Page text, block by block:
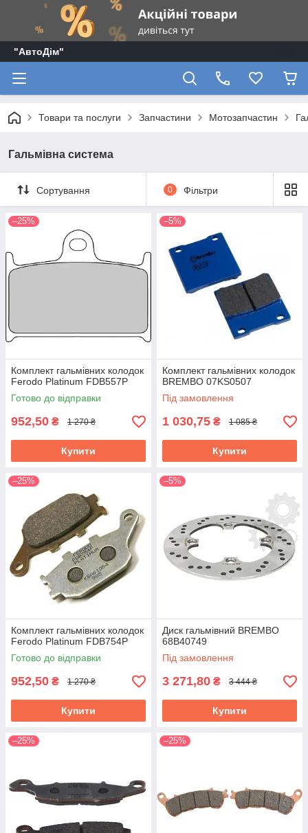
"АвтоДім"
Товари та послуги Запчастини Мотозапчастин
Гальмівна система
Сортування 0 Фільтри
–25%
Комплект гальмівних колодок
Ferodo Platinum FDB557P
Готово до відправки
952,50 ₴ 1 270 ₴
Купити
–5%
Комплект гальмівних колодок
BREMBO 07KS0507
Під замовлення
1 030,75 ₴ 1 085 ₴
Купити
–25%
Комплект гальмівних колодок
Ferodo Platinum FDB754P
Готово до відправки
952,50 ₴ 1 270 ₴
Купити
–5%
Диск гальмівний BREMBO
68B40749
Під замовлення
3 271,80 ₴ 3 444 ₴
Купити
–25% –25%